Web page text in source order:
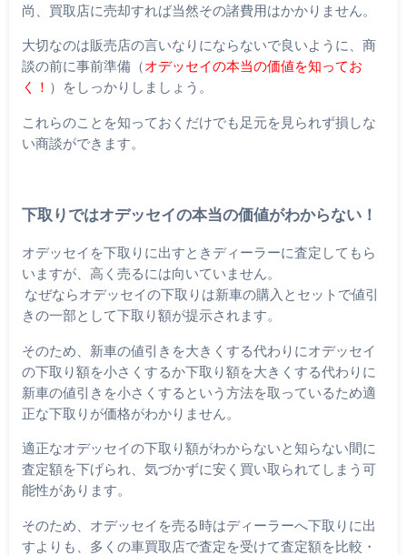
尚、買取店に売却すれば当然その諸費用はかかりません。
大切なのは販売店の言いなりにならないで良いように、商
談の前に事前準備（オデッセイの本当の価値を知ってお
く！ ）をしっかりしましょう。
これらのことを知っておくだけでも足元を見られず損しな
い商談ができます。
下取りではオデッセイの本当の価値がわからない！
オデッセイを下取りに出すときディーラーに査定してもら
いますが、高く売るには向いていません。
なぜならオデッセイの下取りは新車の購入とセットで値引
きの一部として下取り額が提示されます。
そのため、新車の値引きを大きくする代わりにオデッセイ
の下取り額を小さくするか下取り額を大きくする代わりに
新車の値引きを小さくするという方法を取っているため適
正な下取りが価格がわかりません。
適正なオデッセイの下取り額がわからないと知らない間に
査定額を下げられ、気づかずに安く買い取られてしまう可
能性があります。
そのため、オデッセイを売る時はディーラーへ下取りに出
すよりも、多くの車買取店で査定を受けて査定額を比較・